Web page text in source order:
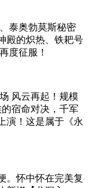
泰奥勃莫斯秘密
殿的炽热、铁耙号
度征服！
风云再起！规模
宿命对决，千军
演！这是属于《永
。怀中怀在完美复